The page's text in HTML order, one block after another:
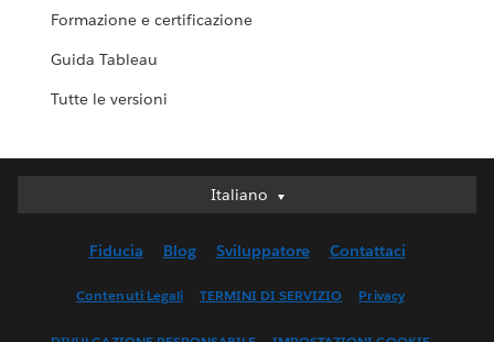
Formazione e certificazione
Guida Tableau
Tutte le versioni
Italiano
Italiano
English (UK)
Fiducia Blog Sviluppatore Contattaci
Contenuti Legali TERMINI DI SERVIZIO Privacy